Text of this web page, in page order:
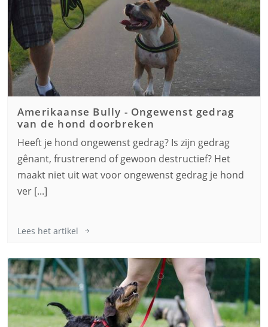
Amerikaanse Bully - Ongewenst gedrag
van de hond doorbreken
Heeft je hond ongewenst gedrag? Is zijn gedrag
gênant, frustrerend of gewoon destructief? Het
maakt niet uit wat voor ongewenst gedrag je hond
ver [...]
Lees het artikel